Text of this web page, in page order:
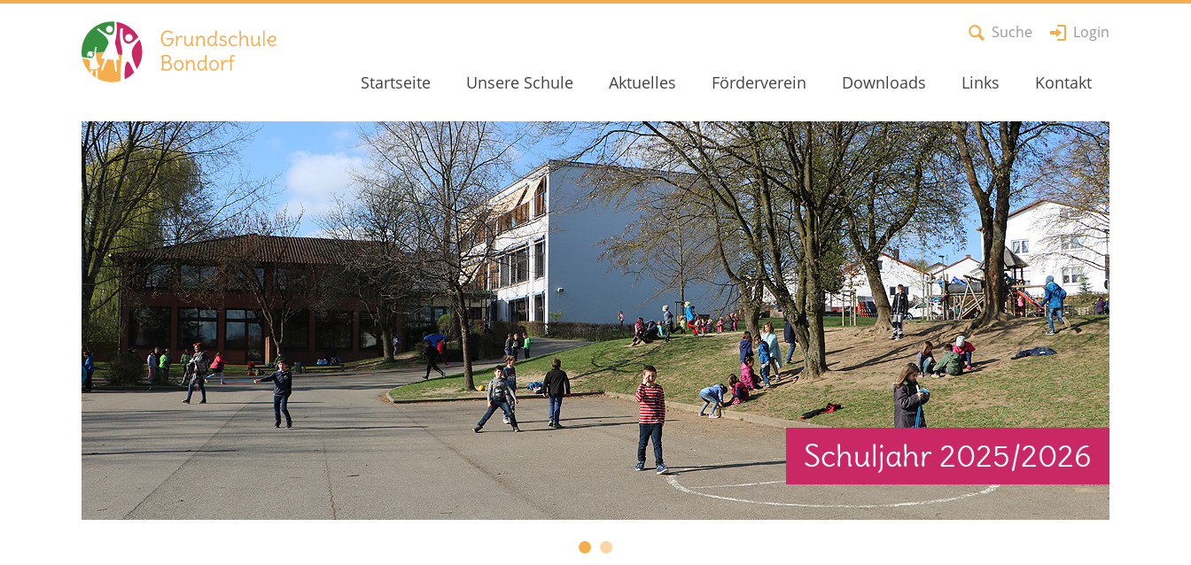
Suche Login
Startseite Unsere Schule Aktuelles Förderverein Downloads Links Kontakt
Schuljahr 2025/2026